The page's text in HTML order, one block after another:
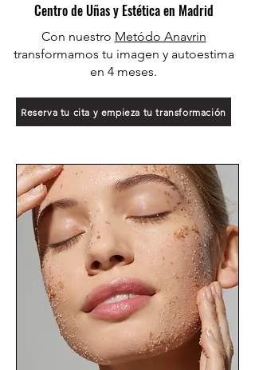
Centro de Uñas y Estética en Madrid
Con nuestro Metódo Anavrin
transformamos tu imagen y autoestima
en 4 meses.
Reserva tu cita y empieza tu transformación